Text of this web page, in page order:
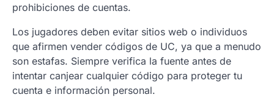
prohibiciones de cuentas.
Los jugadores deben evitar sitios web o individuos
que afirmen vender códigos de UC, ya que a menudo
son estafas. Siempre verifica la fuente antes de
intentar canjear cualquier código para proteger tu
cuenta e información personal.